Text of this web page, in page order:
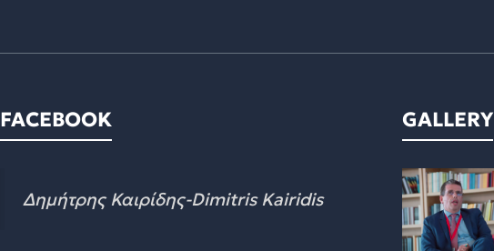
FACEBOOK
Δημήτρης Καιρίδης-Dimitris Kairidis
GALLERY